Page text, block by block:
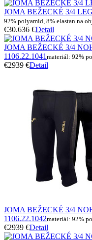
JOMA BEŽECKÉ 3/4
92% polyamid, 8% elastan na
€30.636 €Detail
JOMA BEŽECKÉ 3/4
1106.22.1041 materiál: 92%
€2939 €Detail
JOMA BEŽECKÉ 3/4
1106.22.1042materiál: 92%
€2939 €Detail